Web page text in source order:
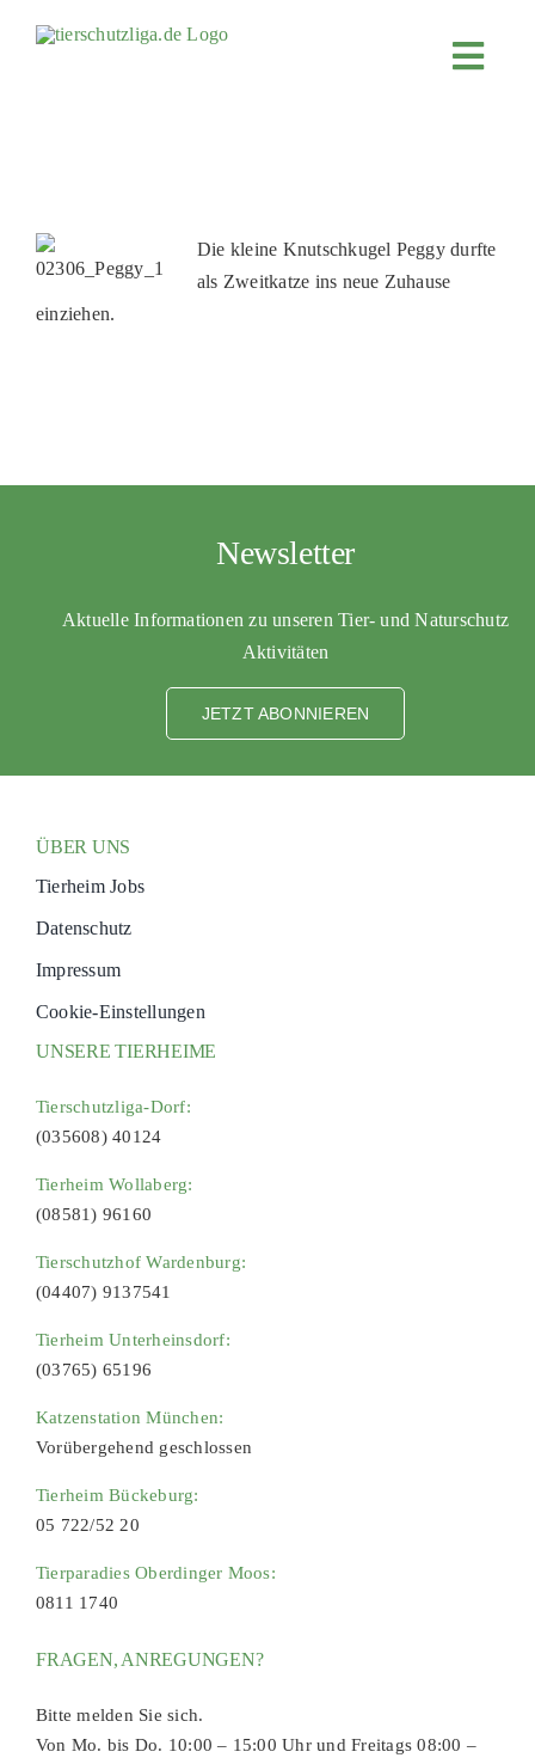
Die kleine Knutschkugel Peggy durfte
als Zweitkatze ins neue Zuhause
einziehen.
Newsletter
Aktuelle Informationen zu unseren Tier- und Naturschutz
Aktivitäten
JETZT ABONNIEREN
ÜBER UNS
Tierheim Jobs
Datenschutz
Impressum
Cookie-Einstellungen
UNSERE TIERHEIME
Tierschutzliga-Dorf:
(035608) 40124
Tierheim Wollaberg:
(08581) 96160
Tierschutzhof Wardenburg:
(04407) 9137541
Tierheim Unterheinsdorf:
(03765) 65196
Katzenstation München:
Vorübergehend geschlossen
Tierheim Bückeburg:
05 722/52 20
Tierparadies Oberdinger Moos:
0811 1740
FRAGEN, ANREGUNGEN?
Bitte melden Sie sich.
Von Mo. bis Do. 10:00 – 15:00 Uhr und Freitags 08:00 –